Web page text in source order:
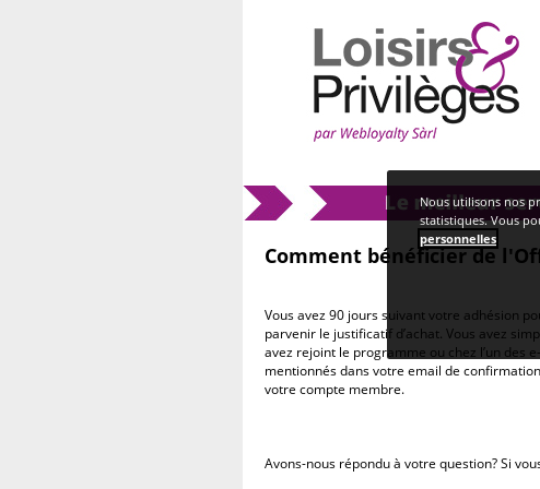
Home >> Comment bénéficier de l'Offre de
Comment bénéficier de
Vous avez 90 jours suivant votre adhésion
parvenir le justificatif d’achat. Vous avez
avez rejoint le programme ou chez l’un des
mentionnés dans votre email de
votre compte membre.
Avons-nous répondu à votre question? Si
Nous utilisons nos
statistiques. Vous
personnelles